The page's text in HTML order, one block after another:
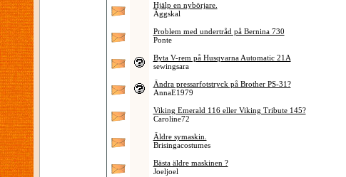
Hjälp en nybörjare.
Äggskal
Problem med undertråd på Bernina 730
Ponte
Byta V-rem på Husqvarna Automatic 21A
sewingsara
Ändra pressarfotstryck på Brother PS-31?
AnnaE1979
Viking Emerald 116 eller Viking Tribute 145?
Caroline72
Äldre symaskin.
Brisingacostumes
Bästa äldre maskinen ?
Joeljoel